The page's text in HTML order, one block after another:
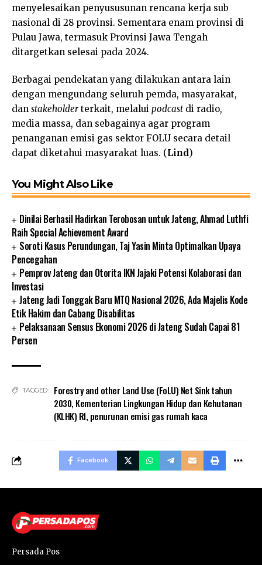
menyelesaikan penyususunan rencana kerja sub
nasional di 28 provinsi. Sementara enam provinsi di
Pulau Jawa, termasuk Provinsi Jawa Tengah
ditargetkan selesai pada 2024.
Berbagai pendekatan yang dilakukan antara lain
dengan mengundang seluruh pemda, masyarakat,
dan stakeholderterkait, melalui podcastdi radio,
media massa, dan sebagainya agar program
penanganan emisi gas sektor FOLU secara detail
dapat diketahui masyarakat luas. (Lind)
You Might Also Like
Dinilai Berhasil Hadirkan Terobosan untuk Jateng, Ahmad Luthfi
Raih Special Achievement Award
Soroti Kasus Perundungan, Taj Yasin Minta Optimalkan Upaya
Pencegahan
Pemprov Jateng dan Otorita IKN Jajaki Potensi Kolaborasi dan
Investasi
Jateng Jadi Tonggak Baru MTQ Nasional 2026, Ada Majelis Kode
Etik Hakim dan Cabang Disabilitas
Pelaksanaan Sensus Ekonomi 2026 di Jateng Sudah Capai 81
Persen
TAGGED:
Forestry and other Land Use (FoLU) Net Sink tahun
2030, Kementerian Lingkungan Hidup dan Kehutanan
(KLHK) RI, penurunan emisi gas rumah kaca
Facebook
Persada Pos